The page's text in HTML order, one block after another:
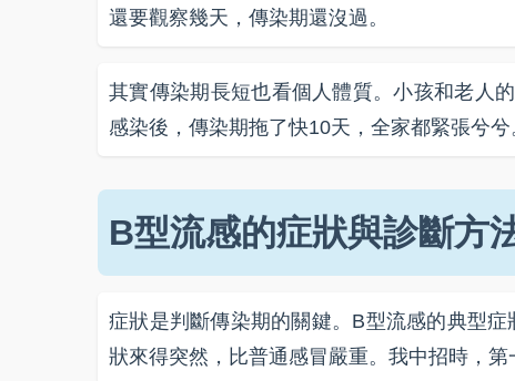
還要觀察幾天，傳染期還沒過。
其實傳染期長短也看個人體質。小孩和老人
感染後，傳染期拖了快10天，全家都緊張兮兮
B型流感的症狀與診斷方
症狀是判斷傳染期的關鍵。B型流感的典型
狀來得突然，比普通感冒嚴重。我中招時，